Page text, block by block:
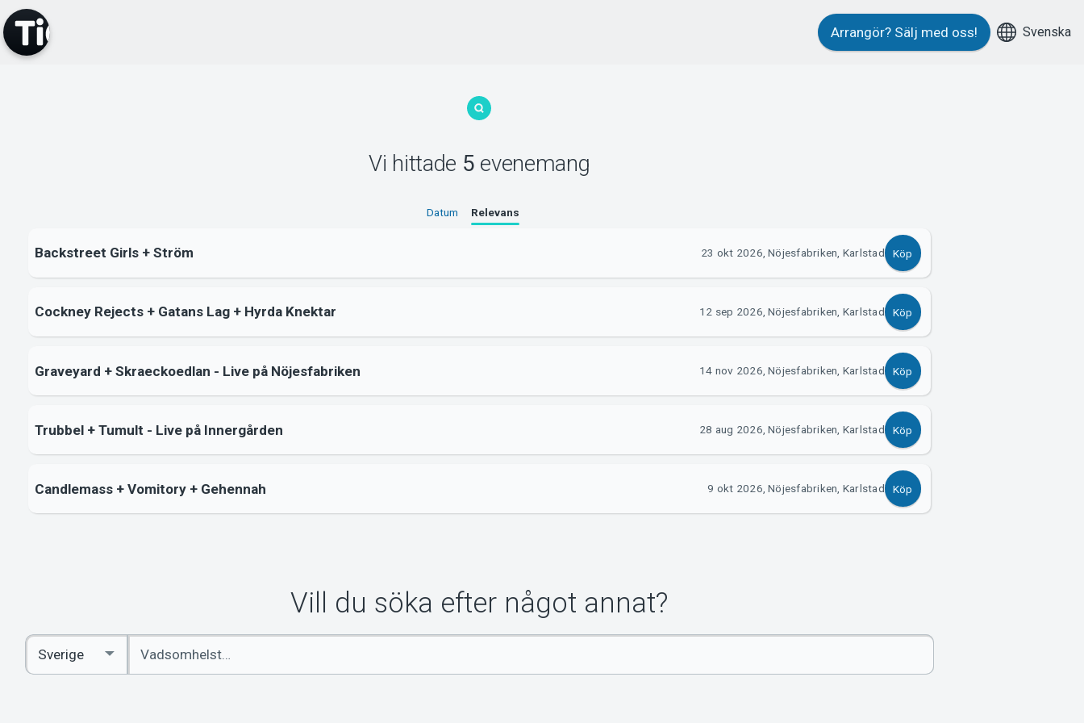
Arrangör? Sälj med oss! Svenska
Vi hittade 5 evenemang
Datum Relevans
Backstreet Girls + Ström 23 okt 2026, Nöjesfabriken, Karlstad Köp
Cockney Rejects + Gatans Lag + Hyrda Knektar 12 sep 2026, Nöjesfabriken, Karlstad Köp
Graveyard + Skraeckoedlan - Live på Nöjesfabriken 14 nov 2026, Nöjesfabriken, Karlstad Köp
Trubbel + Tumult - Live på Innergården 28 aug 2026, Nöjesfabriken, Karlstad Köp
Candlemass + Vomitory + Gehennah 9 okt 2026, Nöjesfabriken, Karlstad Köp
Vill du söka efter något annat?
Ange
sökord
Select
Country